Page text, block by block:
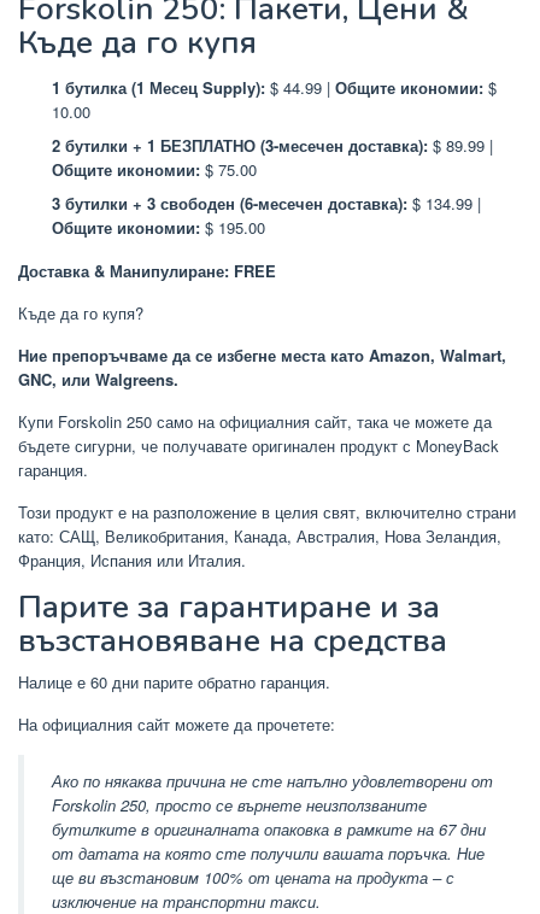
Forskolin 250: Пакети, Цени &
Къде да го купя
1 бутилка (1 Месец Supply): $ 44.99 | Общите икономии: $
10.00
2 бутилки + 1 БЕЗПЛАТНО (3-месечен доставка): $ 89.99 |
Общите икономии: $ 75.00
3 бутилки + 3 свободен (6-месечен доставка): $ 134.99 |
Общите икономии: $ 195.00
Доставка & Манипулиране: FREE
Къде да го купя?
Ние препоръчваме да се избегне места като Amazon, Walmart,
GNC, или Walgreens.
Купи Forskolin 250 само на официалния сайт, така че можете да
бъдете сигурни, че получавате оригинален продукт с MoneyBack
гаранция.
Този продукт е на разположение в целия свят, включително страни
като: САЩ, Великобритания, Канада, Австралия, Нова Зеландия,
Франция, Испания или Италия.
Парите за гарантиране и за
възстановяване на средства
Налице е 60 дни парите обратно гаранция.
На официалния сайт можете да прочетете:
Ако по някаква причина не сте напълно удовлетворени от
Forskolin 250, просто се върнете неизползваните
бутилките в оригиналната опаковка в рамките на 67 дни
от датата на която сте получили вашата поръчка. Ние
ще ви възстановим 100% от цената на продукта – с
изключение на транспортни такси.